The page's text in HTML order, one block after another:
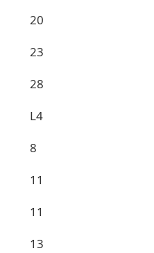
20
23
28
L4
8
11
11
13